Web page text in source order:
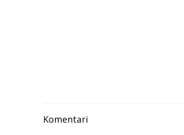
Komentari